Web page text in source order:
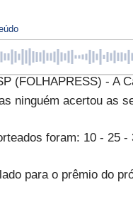
(FOLHAPRESS) - A
ninguém acertou as
foram: 10 - 25 -
para o prêmio do